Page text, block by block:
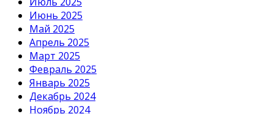
Июнь 2025
Май 2025
Апрель 2025
Март 2025
Февраль 2025
Январь 2025
Декабрь 2024
Ноябрь 2024